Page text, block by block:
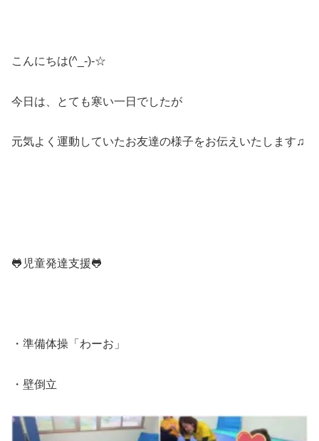
こんにちは(^_-)-☆
今日は、とても寒い一日でしたが
元気よく運動していたお友達の様子をお伝えいたします♫
🐸児童発達支援🐸
・準備体操「わーお」
・壁倒立